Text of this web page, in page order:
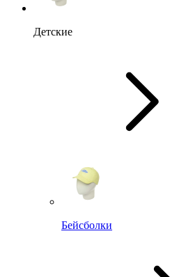
Детские
Бейсболки